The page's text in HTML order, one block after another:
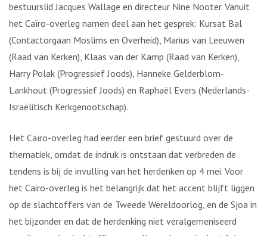
bestuurslid Jacques Wallage en directeur Nine Nooter. Vanuit
het Caïro-overleg namen deel aan het gesprek: Kursat Bal
(Contactorgaan Moslims en Overheid), Marius van Leeuwen
(Raad van Kerken), Klaas van der Kamp (Raad van Kerken),
Harry Polak (Progressief Joods), Hanneke Gelderblom-
Lankhout (Progressief Joods) en Raphaël Evers (Nederlands-
Israëlitisch Kerkgenootschap).
Het Caïro-overleg had eerder een brief gestuurd over de
thematiek, omdat de indruk is ontstaan dat verbreden de
tendens is bij de invulling van het herdenken op 4 mei. Voor
het Cairo-overleg is het belangrijk dat het accent blijft liggen
op de slachtoffers van de Tweede Wereldoorlog, en de Sjoa in
het bijzonder en dat de herdenking niet veralgemeniseerd